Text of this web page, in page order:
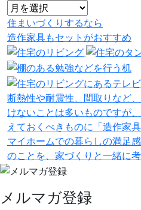
住まいづくりするなら
造作家具もセット がおすすめ
断熱性や耐震性、間取りなど
けないことは多いものですが
えておくべきものに「造作家具
マイホームでの暮らしの満足
のことを、家づくりと一緒に
メルマガ登録